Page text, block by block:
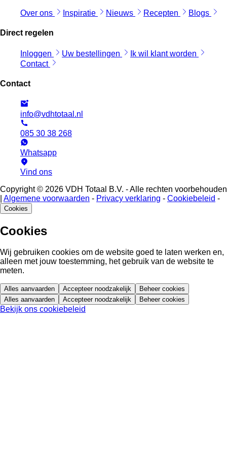
Over ons Inspiratie Nieuws Recepten Blogs
Direct regelen
Inloggen Uw bestellingen
Ik wil klant worden
Contact
Contact
info@vdhtotaal.nl
085 30 38 268
Whatsapp
Vind ons
Copyright © 2026 VDH Totaal B.V. - Alle rechten voorbehouden
Algemene voorwaarden - Privacy verklaring - Cookiebeleid -
Cookies
Cookies
Wij gebruiken cookies om de website goed te laten werken en,
alleen met jouw toestemming, het gebruik van de website te
meten.
Alles aanvaarden Accepteer noodzakelijk
Beheer cookies
Alles aanvaarden
Accepteer noodzakelijk Beheer cookies
Bekijk ons cookiebeleid